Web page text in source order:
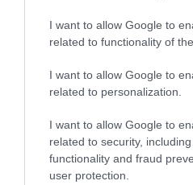
I want to allow Google to
related to functionality of
I want to allow Google to
related to personalization.
I want to allow Google to
related to security,
functionality and fraud
user protection.
➤ Βρετανία: Κυρώσεις σε
εργαστήρια για χημικά όπλα
➤ Ρωσία: Δύο επιστήμονες
πυραύλων καταδικάστηκαν
➤ Υπερνοημοσύνη: Πόσο
φοβίζει επιστήμονες και
➤ Επιστήμονες
μειώνει δραστικά τις